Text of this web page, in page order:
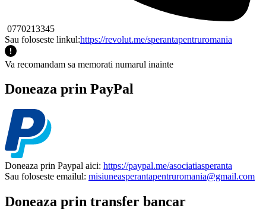
0770213345
Sau foloseste linkul:https://revolut.me/sperantapentruromania
Va recomandam sa memorati numarul inainte
Doneaza prin PayPal
Doneaza prin Paypal aici: https://paypal.me/asociatiasperanta
Sau foloseste emailul: misiuneasperantapentruromania@gmail.com
Doneaza prin transfer bancar